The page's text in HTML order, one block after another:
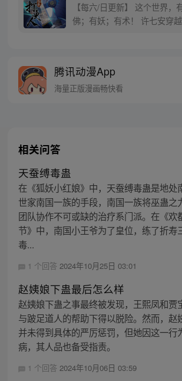
【每六/日更新】 这个世界，
佛；有妖；有术！ 许七安穿
者卖报小郎君同名小说 QQ群
799493374
腾讯动漫App
海量正版漫画畅快看
相关问答
天蚕缚毒蛊
在《狐妖小红娘》中，天蚕缚毒蛊是地处
世家南国一族的手段，南国一族将巫蛊之
团队协作不可或缺的治疗系门派。在《欢
节》中，南国小王爷为了皇位，练了折寿
毒...
1 个回答 2024年10月25日 03:01
赵姨娘下蛊最后怎么样
赵姨娘下蛊之事最终被发现，王熙凤和贾
与跛足道人的帮助下得以脱险。然而，赵
并未得到具体的严厉惩罚，但她因这一行
病，其人品也备受指责。
1 个回答 2024年10月06日 03:59